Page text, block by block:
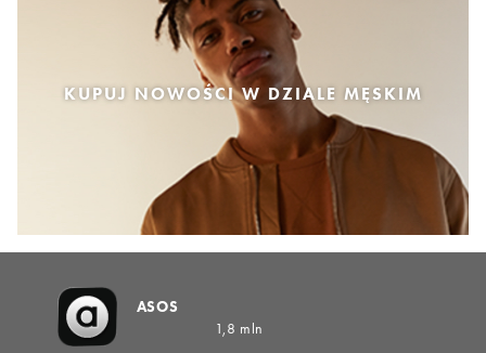
KUPUJ NOWOŚCI W DZIALE MĘSKIM
ASOS
1,8 mln